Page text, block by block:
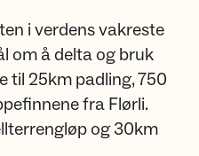
i verdens vakreste
om å delta og bruk
til 25km padling, 750
fra Flørli.
og 30km